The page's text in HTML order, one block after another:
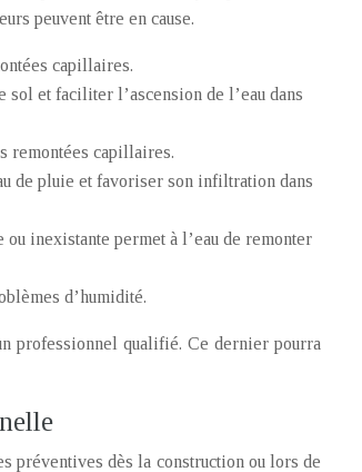
peuvent être en cause.
capillaires.
sol et faciliter l’ascension de l’eau dans
remontées capillaires.
de pluie et favoriser son infiltration dans
ou inexistante permet à l’eau de remonter
d’humidité.
professionnel qualifié. Ce dernier pourra
préventives dès la construction ou lors de